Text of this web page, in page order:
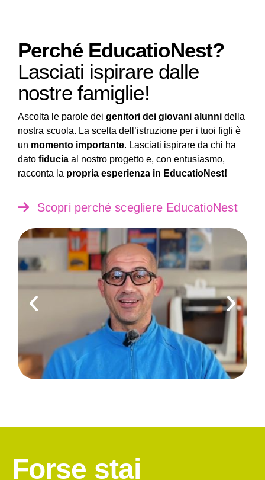
Perché EducatioNest?
Lasciati ispirare dalle
nostre famiglie!
Ascolta le parole dei genitori dei giovani alunni della
nostra scuola. La scelta dell’istruzione per i tuoi figli è
un momento importante. Lasciati ispirare da chi ha
dato fiducia al nostro progetto e, con entusiasmo,
racconta la propria esperienza in EducatioNest!
Scopri perché scegliere EducatioNest
Forse stai